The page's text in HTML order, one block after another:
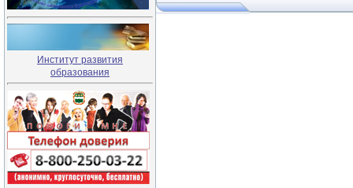
Институт развития
образования